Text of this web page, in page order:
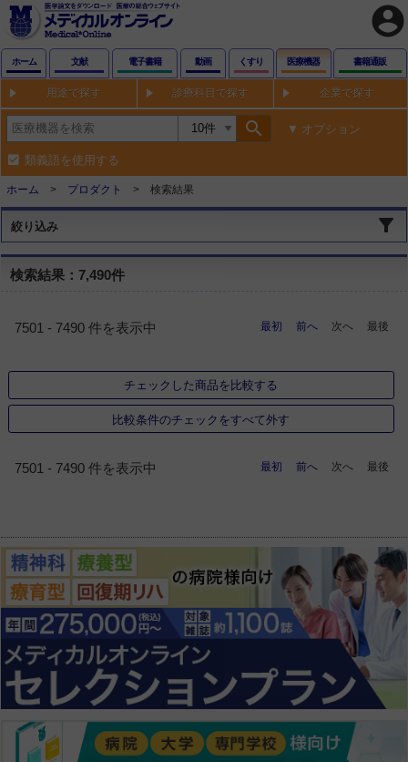
account_circle
ホーム 文献 電子書籍 動画 くすり 医療機器 書籍通販
用途で探す 診療科目で探す 企業で探す
search オプション
類義語を使用する
ホーム プロダクト 検索結果
絞り込み
検索結果：7,490件
7501 - 7490 件を表示中 最初 前へ 次へ 最後
チェックした商品を比較する
比較条件のチェックをすべて外す
7501 - 7490 件を表示中 最初 前へ 次へ 最後